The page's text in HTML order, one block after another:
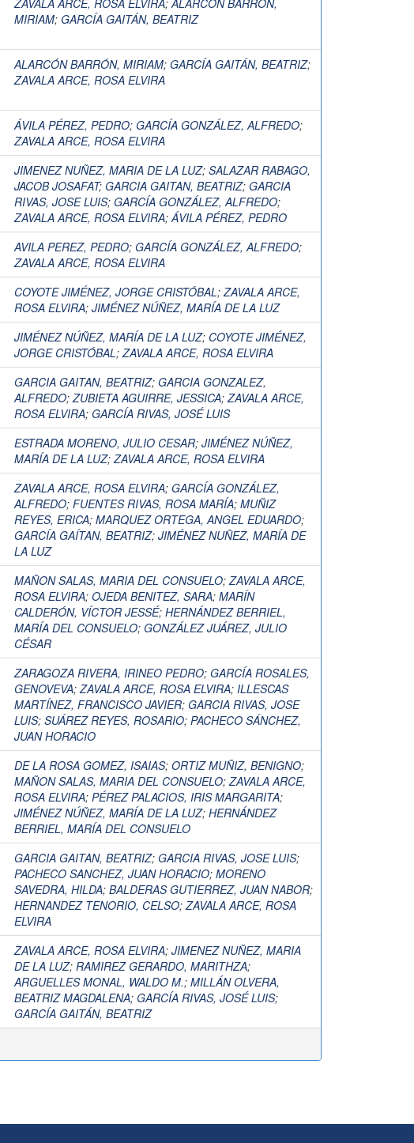
ZAVALA ARCE, ROSA ELVIRA;ALARCÓN BARRÓN,
MIRIAM; GARCÍA GAITÁN, BEATRIZ
ALARCÓN BARRÓN, MIRIAM; GARCÍA GAITÁN, BEATRIZ;
ZAVALA ARCE, ROSA ELVIRA
ÁVILA PÉREZ, PEDRO; GARCÍA GONZÁLEZ, ALFREDO;
ZAVALA ARCE, ROSA ELVIRA
JIMENEZ NUÑEZ, MARIA DE LA LUZ; SALAZAR RABAGO,
JACOB JOSAFAT; GARCIA GAITAN, BEATRIZ; GARCIA
RIVAS, JOSE LUIS; GARCÍA GONZÁLEZ, ALFREDO;
ZAVALA ARCE, ROSA ELVIRA;ÁVILA PÉREZ, PEDRO
AVILA PEREZ, PEDRO; GARCÍA GONZÁLEZ, ALFREDO;
ZAVALA ARCE, ROSA ELVIRA
COYOTE JIMÉNEZ, JORGE CRISTÓBAL;ZAVALA ARCE,
ROSA ELVIRA; JIMÉNEZ NÚÑEZ, MARÍA DE LA LUZ
JIMÉNEZ NÚÑEZ, MARÍA DE LA LUZ; COYOTE JIMÉNEZ,
JORGE CRISTÓBAL;ZAVALA ARCE, ROSA ELVIRA
GARCIA GAITAN, BEATRIZ; GARCIA GONZALEZ,
ALFREDO;ZUBIETA AGUIRRE, JESSICA;ZAVALA ARCE,
ROSA ELVIRA; GARCÍA RIVAS, JOSÉ LUIS
ESTRADA MORENO, JULIO CESAR; JIMÉNEZ NÚÑEZ,
MARÍA DE LA LUZ;ZAVALA ARCE, ROSA ELVIRA
ZAVALA ARCE, ROSA ELVIRA; GARCÍA GONZÁLEZ,
ALFREDO; FUENTES RIVAS, ROSA MARÍA; MUÑIZ
REYES, ERICA; MARQUEZ ORTEGA, ANGEL EDUARDO;
GARCÍA GAÍTAN, BEATRIZ; JIMÉNEZ NUÑEZ, MARÍA DE
LA LUZ
MAÑON SALAS, MARIA DEL CONSUELO;ZAVALA ARCE,
ROSA ELVIRA; OJEDA BENITEZ, SARA; MARÍN
CALDERÓN, VÍCTOR JESSÉ; HERNÁNDEZ BERRIEL,
MARÍA DEL CONSUELO; GONZÁLEZ JUÁREZ, JULIO
CÉSAR
ZARAGOZA RIVERA, IRINEO PEDRO; GARCÍA ROSALES,
GENOVEVA;ZAVALA ARCE, ROSA ELVIRA; ILLESCAS
MARTÍNEZ, FRANCISCO JAVIER; GARCIA RIVAS, JOSE
LUIS; SUÁREZ REYES, ROSARIO; PACHECO SÁNCHEZ,
JUAN HORACIO
DE LA ROSA GOMEZ, ISAIAS; ORTIZ MUÑIZ, BENIGNO;
MAÑON SALAS, MARIA DEL CONSUELO;ZAVALA ARCE,
ROSA ELVIRA; PÉREZ PALACIOS, IRIS MARGARITA;
JIMÉNEZ NÚÑEZ, MARÍA DE LA LUZ; HERNÁNDEZ
BERRIEL, MARÍA DEL CONSUELO
GARCIA GAITAN, BEATRIZ; GARCIA RIVAS, JOSE LUIS;
PACHECO SANCHEZ, JUAN HORACIO; MORENO
SAVEDRA, HILDA; BALDERAS GUTIERREZ, JUAN NABOR;
HERNANDEZ TENORIO, CELSO;ZAVALA ARCE, ROSA
ELVIRA
ZAVALA ARCE, ROSA ELVIRA; JIMENEZ NUÑEZ, MARIA
DE LA LUZ; RAMIREZ GERARDO, MARITHZA;
ARGUELLES MONAL, WALDO M.; MILLÁN OLVERA,
BEATRIZ MAGDALENA; GARCÍA RIVAS, JOSÉ LUIS;
GARCÍA GAITÁN, BEATRIZ